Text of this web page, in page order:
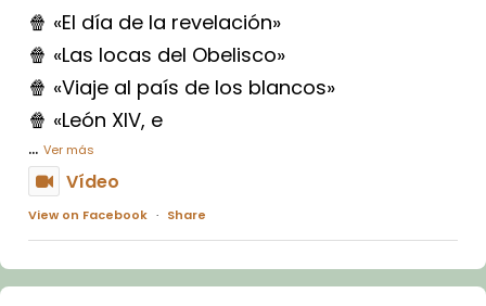
🍿 «El día de la revelación»
🍿 «Las locas del Obelisco»
🍿 «Viaje al país de los blancos»
🍿 «León XIV, e
... Ver más
Vídeo
View on Facebook · Share
Arquebisbat de Barcelona